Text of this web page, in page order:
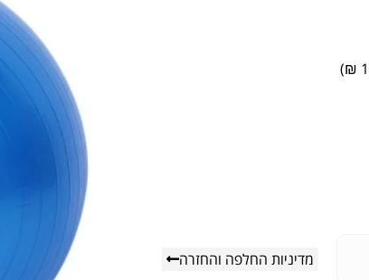
מדיניות החלפה והחזרה